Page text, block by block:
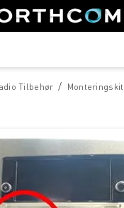
/
Tilbehør Monteringskit